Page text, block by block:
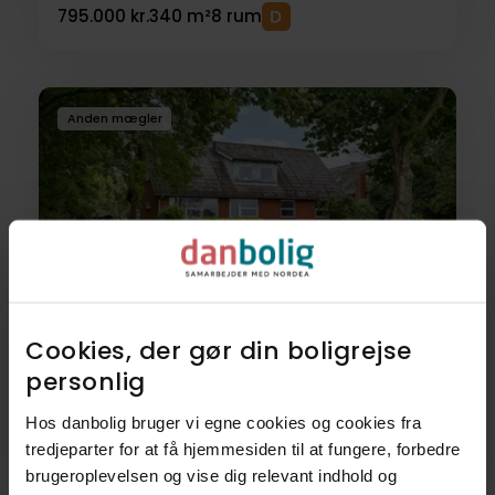
Cookies, der gør din boligrejse
personlig​
Hos danbolig bruger vi egne cookies og cookies fra
tredjeparter for at få hjemmesiden til at fungere, forbedre
brugeroplevelsen og vise dig relevant indhold og
795.000 kr.340 m²8 rum
Anden mægler
Villa
Letagervej 7,
Skjern
995.000 kr.217 m²7 rum